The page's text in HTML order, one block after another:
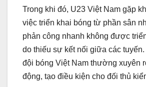
Trong khi đó, U23 Việt Nam gặp
việc triển khai bóng từ phần sân
phản công nhanh không được
do thiếu sự kết nối giữa các
đội bóng Việt Nam thường xuyên
động, tạo điều kiện cho đối thủ